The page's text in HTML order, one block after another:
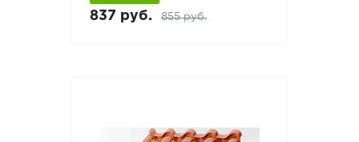
837 руб. 855 руб.